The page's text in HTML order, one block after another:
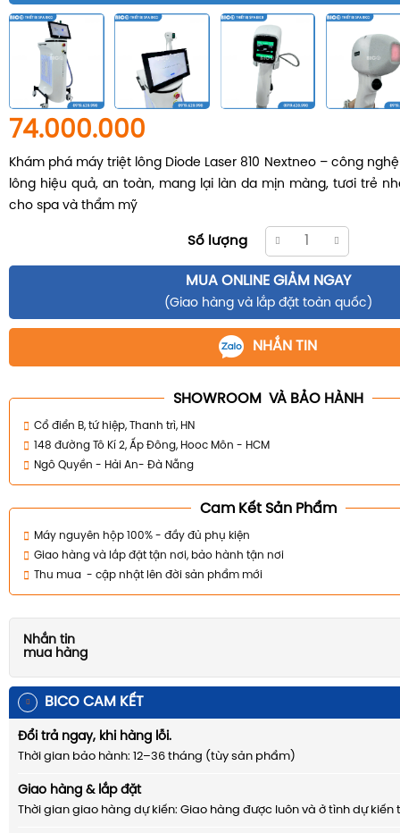
74.000.000
Khám phá máy triệt lông Diode Laser 810 Nextneo – công
lông hiệu quả, an toàn, mang lại làn da mịn màng, tươi trẻ
cho spa và thẩm mỹ
Số lượng
MUA ONLINE GIẢM NGAY
(Giao hàng và lắp đặt toàn quốc)
NHẮN TIN
SHOWROOM VÀ BẢO HÀNH
Cổ điển B, tứ hiệp, Thanh trì, HN
148 đường Tô Kí 2, Ấp Đông, Hooc Môn - HCM
Ngô Quyền - Hải An- Đà Nẵng
Cam Kết Sản Phẩm
Máy nguyên hộp 100% - đầy đủ phụ kiện
Giao hàng và lắp đặt tận nơi, bảo hành tận nơi
Thu mua - cập nhật lên đời sản phẩm mới
Nhắn tin
mua hàng
BICO CAM KẾT
Đổi trả ngay, khi hàng lỗi.
Thời gian bảo hành: 12–36 tháng (tùy sản phẩm)
Giao hàng & lắp đặt
Thời gian giao hàng dự kiến: Giao hàng được luôn và ở tình dự kiến